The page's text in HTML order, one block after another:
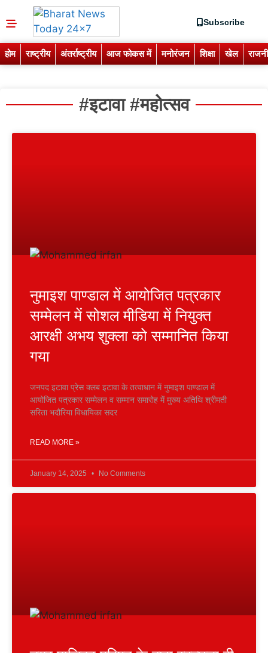
Subscribe
होम राष्ट्रीय अंतर्राष्ट्रीय आज फोकस में मनोरंजन शिक्षा खेल
#इटावा #महोत्सव
नुमाइश पाण्डाल में आयोजित पत्रकार
सम्मेलन में सोशल मीडिया में नियुक्त
आरक्षी अभय शुक्ला को सम्मानित किया
गया
जनपद इटावा प्रेस क्लब इटावा के तत्वाधान में नुमाइश पाण्डाल में
आयोजित पत्रकार सम्मेलन व सम्मान समारोह में मुख्य अतिथि श्रीमती
सरिता भदौरिया विधायिका सदर
READ MORE »
January 14, 2025 No Comments